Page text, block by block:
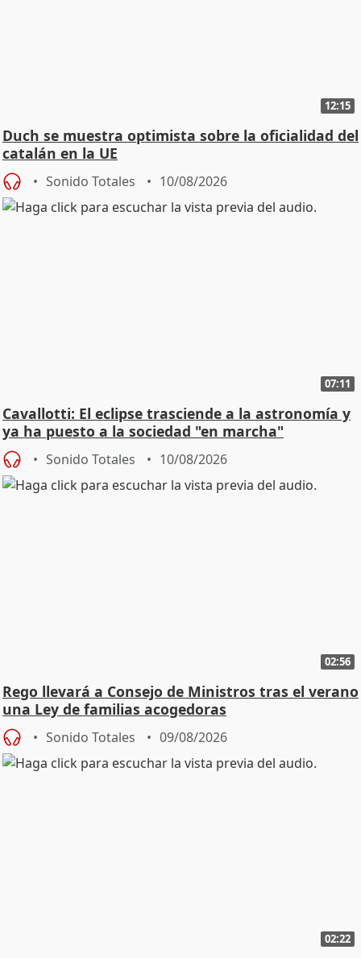
12:15
Duch se muestra optimista sobre la oficialidad del
catalán en la UE
Sonido Totales 10/08/2026
07:11
Cavallotti: El eclipse trasciende a la astronomía y
ya ha puesto a la sociedad "en marcha"
Sonido Totales 10/08/2026
02:56
Rego llevará a Consejo de Ministros tras el verano
una Ley de familias acogedoras
Sonido Totales 09/08/2026
02:22